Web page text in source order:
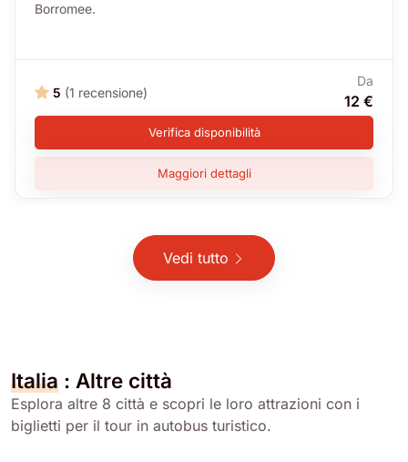
Borromee.
5 (1 recensione)
Da
12 €
Verifica disponibilità
Maggiori dettagli
Vedi tutto
Italia : Altre città
Esplora altre 8 città e scopri le loro attrazioni con i
biglietti per il tour in autobus turistico.